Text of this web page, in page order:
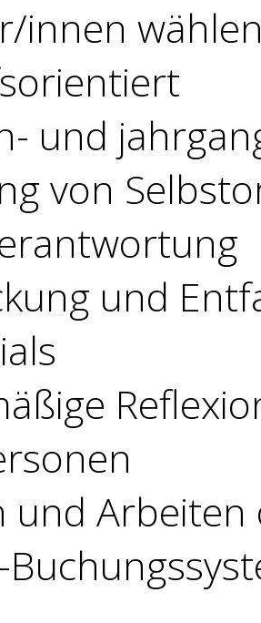
innen
und
von
und
und